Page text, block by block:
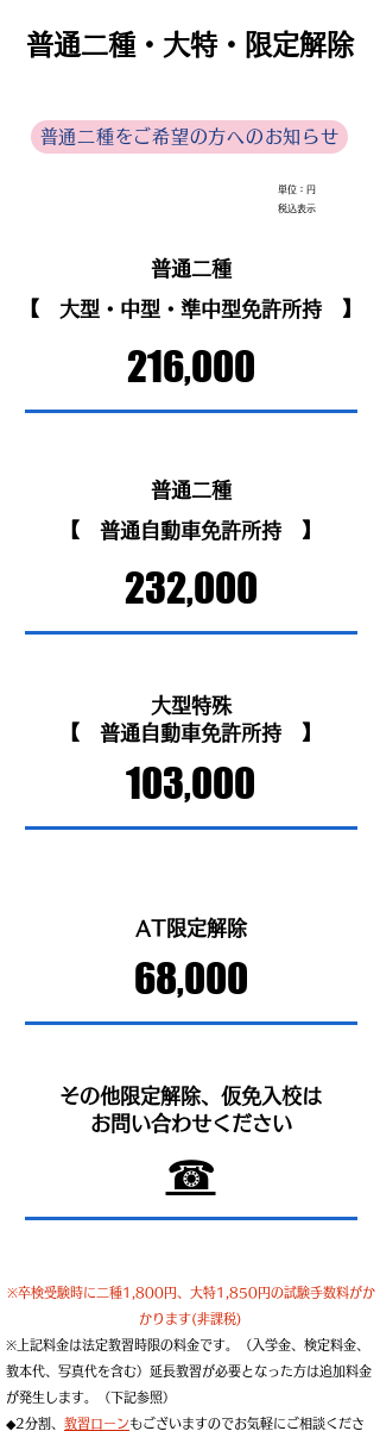
普通二種・大特・限定解除
普通二種をご希望の方へのお知らせ
単位：円
税込表示
普通二種
【 大型・中型・準中型免許所持 】
216,000
普通二種
【 普通自動車免許所持 】
232,000
大型特殊
【 普通自動車免許所持 】
103,000
AT限定解除
68,000
その他限定解除、仮免入校は
お問い合わせください
☎
※卒検受験時に二種1,800円、大特1,850円の試験手数料がか
かります(非課税)
※上記料金は法定教習時限の料金です。（入学金、検定料金、
教本代、写真代を含む）延長教習が必要となった方は追加料金
が発生します。（下記参照）
◆2分割、 教習ローンもございますのでお気軽にご相談くださ